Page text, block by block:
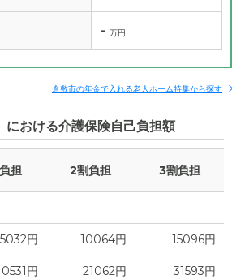
- 万円
倉敷市の年金で入れる老人ホーム特集から探す
における介護保険自己負担額
担 2割負担 3割負担
- - -
5032円 10064円 15096円
円 21062円 31593円